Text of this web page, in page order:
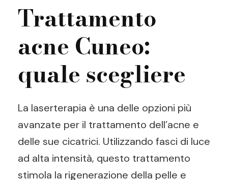
Trattamento
acne Cuneo:
quale scegliere
La laserterapia è una delle opzioni più
avanzate per il trattamento dell’acne e
delle sue cicatrici. Utilizzando fasci di luce
ad alta intensità, questo trattamento
stimola la rigenerazione della pelle e